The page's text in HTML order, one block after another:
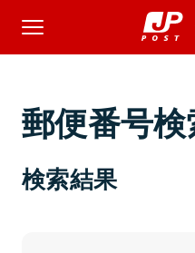
郵便番号
検索結果